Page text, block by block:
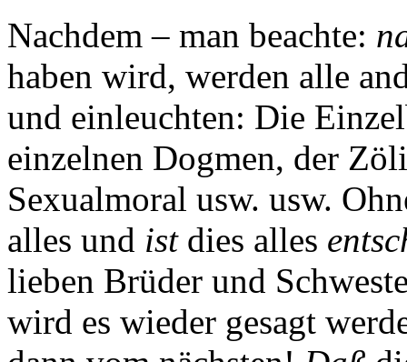
Nachdem – man beachte:
haben wird, werden alle
und einleuchten: Die
einzelnen Dogmen, der
Sexualmoral usw. usw.
alles und ist dies alles
lieben Brüder und
wird es wieder gesagt